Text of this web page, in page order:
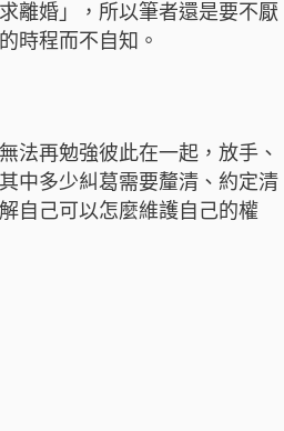
離婚」，所以筆者還是要不厭
時程而不自知。
法再勉強彼此在一起，放手、
中多少糾葛需要釐清、約定清
自己可以怎麼維護自己的權